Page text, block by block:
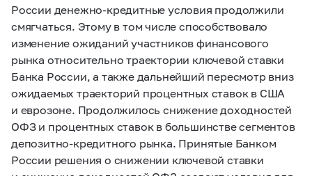
России денежно-кредитные условия продолжили
смягчаться. Этому в том числе способствовало
изменение ожиданий участников финансового
рынка относительно траектории ключевой ставки
Банка России, а также дальнейший пересмотр вниз
ожидаемых траекторий процентных ставок в США
и еврозоне. Продолжилось снижение доходностей
ОФЗ и процентных ставок в большинстве сегментов
депозитно-кредитного рынка. Принятые Банком
России решения о снижении ключевой ставки